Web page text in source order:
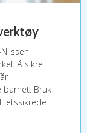
Å sikre
barnet. Bruk